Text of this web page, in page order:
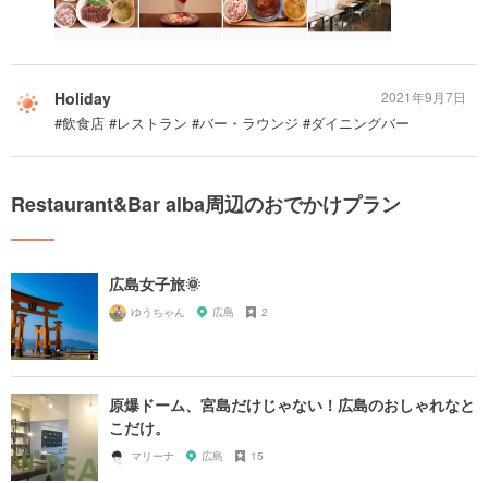
Holiday
#飲食店 #レストラン #バー・ラウンジ #ダイニングバー
2021年9月7日
Restaurant&Bar alba周辺のおでかけプラン
広島女子旅🌞
ゆうちゃん 広島 2
原爆ドーム、宮島だけじゃない！広島のおしゃれなと
こだけ。
マリーナ 広島 15